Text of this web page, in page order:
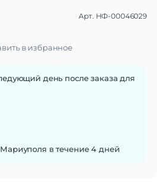
Арт. НФ-00046029
в избранное
день после заказа для
в течение 4 дней